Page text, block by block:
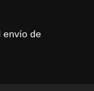
envío de